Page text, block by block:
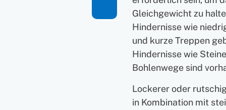
Gleichgewicht zu
Hindernisse wie
und kurze Treppen
Hindernisse wie
Bohlenwege sind
Lockerer oder
in Kombination mit